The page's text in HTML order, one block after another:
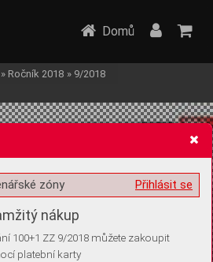
volitelných informací
Domů
» Ročník 2018 » 9/2018
Přihlásit se
zóny
nákup
100+1 ZZ 9/2018 můžete zakoupit
platební karty